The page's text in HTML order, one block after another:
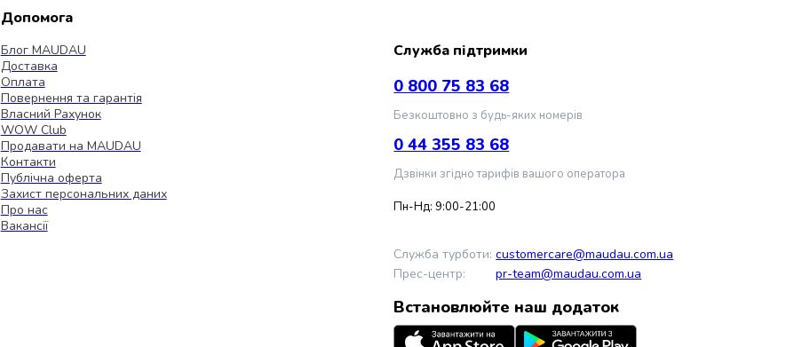
Допомога
Блог MAUDAU
Доставка
Оплата
Повернення та гарантія
Власний Рахунок
WOW Club
Продавати на MAUDAU
Контакти
Публічна оферта
Захист персональних даних
Про нас
Вакансії
Служба підтримки
0 800 75 83 68
Безкоштовно з будь-яких номерів
0 44 355 83 68
Дзвінки згідно тарифів вашого оператора
Пн-Нд: 9:00-21:00
Служба турботи: customercare@maudau.com.ua
Прес-центр:
pr-team@maudau.com.ua
Встановлюйте наш додаток